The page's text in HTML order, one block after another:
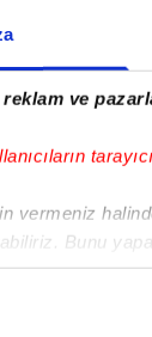
ve
vermeniz
Bunu
adına